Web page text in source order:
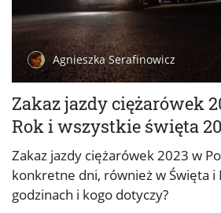
Zakaz jazdy ciężarówek
Rok i wszystkie święta
Agnieszka Serafinowicz
Zakaz jazdy ciężarówek 2023 w
konkretne dni, również w Święta i
godzinach i kogo dotyczy?